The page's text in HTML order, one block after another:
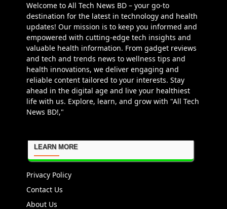
Welcome to All Tech News BD – your go-to
destination for the latest in technology and health
updates! Our mission is to keep you informed and
empowered with cutting-edge tech insights and
valuable health information. From gadget reviews
and tech and trends news to wellness tips and
health innovations, we deliver engaging and
reliable content tailored to your interests. Stay
ahead in the digital age and live your healthiest
life with us. Explore, learn, and grow with "All Tech
News BD!,"
LEARN MORE
Privacy Policy
Contact Us
About Us